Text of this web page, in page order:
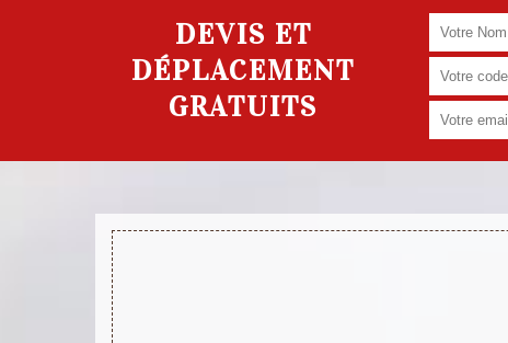
DEVIS ET
DÉPLACEMENT
GRATUITS